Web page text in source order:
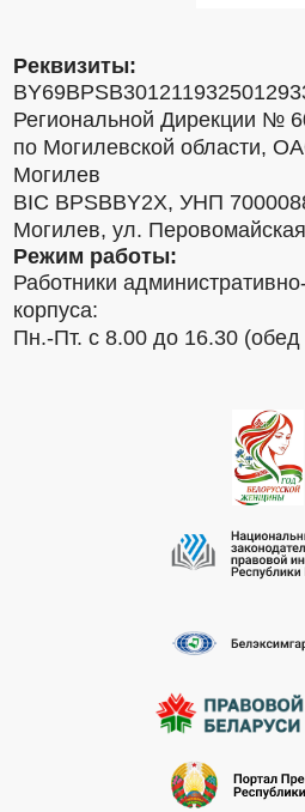
Реквизиты:
Региональной Дирекции №
по Могилевской области,
Могилев
BIC BPSBBY2X, УНП
Могилев, ул.
Режим работы:
Работники
корпуса:
Пн.-Пт. с 8.00 до 16.30